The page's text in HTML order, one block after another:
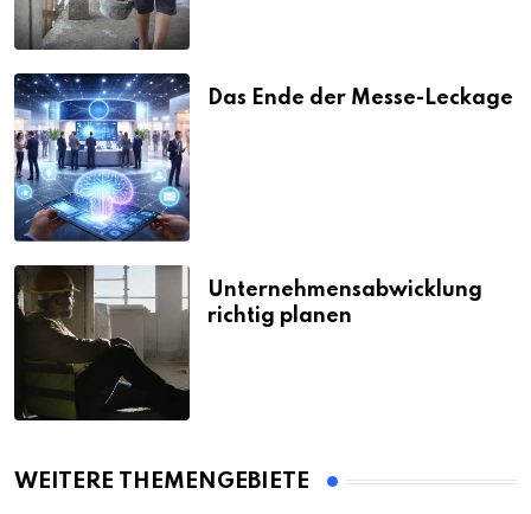
Das Ende der Messe-Leckage
Unternehmensabwicklung
richtig planen
WEITERE THEMENGEBIETE